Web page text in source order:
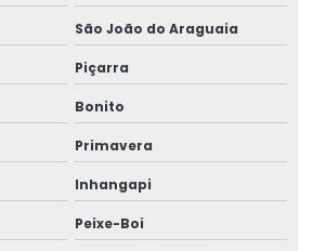
São João do Araguaia
Piçarra
Bonito
Primavera
Inhangapi
Peixe-Boi